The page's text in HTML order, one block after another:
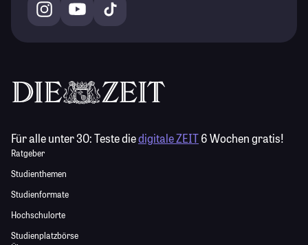
Für alle unter 30:Teste diedigitale ZEIT6 Wochen gratis!
Ratgeber
Studienthemen
Studienformate
Hochschulorte
Studienplatzbörse